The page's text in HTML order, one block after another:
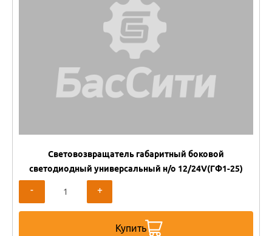
Световозвращатель габаритный боковой
светодиодный универсальный н/о 12/24V(ГФ1-25)
- +
Купить